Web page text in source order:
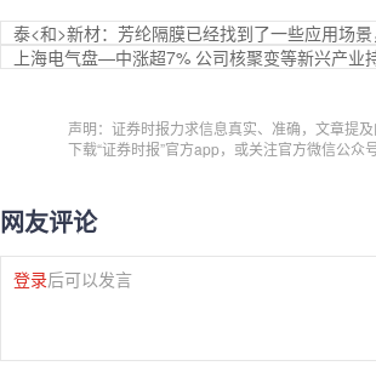
泰<和>新材：芳纶隔膜已经找到了一些应用场
上海电气盘—中涨超7% 公司核聚变等新兴产业
声明：证券时报力求信息真实、准确，文章提
下载“证券时报”官方app，或关注官方微信公
网友评论
登录后可以发言